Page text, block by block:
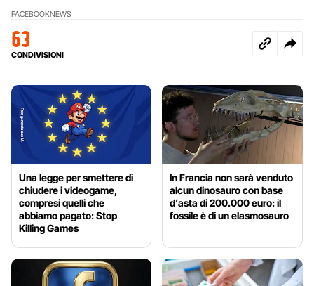
FACEBOOKNEWS
63
CONDIVISIONI
Una legge per smettere di
chiudere i videogame,
compresi quelli che
abbiamo pagato: Stop
Killing Games
In Francia non sarà venduto
alcun dinosauro con base
d’asta di 200.000 euro: il
fossile è di un elasmosauro